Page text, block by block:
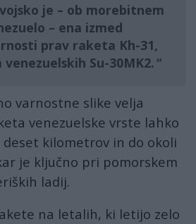
je – ob morebitnem
– ena izmed
prav raketa Kh-31,
Su-30MK2.
varnostne slike velja
venezuelske vrste lahko
deset kilometrov in do okoli
je ključno pri pomorskem
ladij.
na letalih, ki letijo zelo